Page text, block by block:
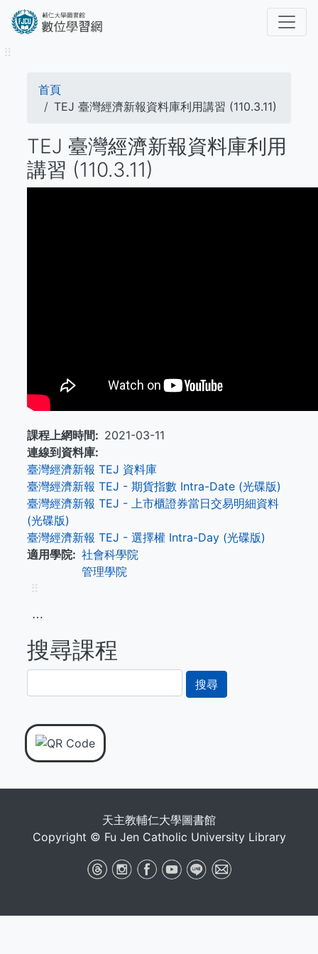
內
⠿
導
航
連
結
首頁
TEJ 臺灣經濟新報資料庫利用講習 (110.3.11)
TEJ 臺灣經濟新報資料庫利用
講習 (110.3.11)
課程上網時間
2021-03-11
連線到資料庫
臺灣經濟新報 TEJ 資料庫
臺灣經濟新報 TEJ - 期貨指數 Intra-Date (光碟版)
臺灣經濟新報 TEJ - 上市櫃證券當日交易明細資料
(光碟版)
臺灣經濟新報 TEJ - 選擇權 Intra-Day (光碟版)
適用學院
社會科學院
管理學院
⠿
⋯
搜尋課程
尋
天主教輔仁大學圖書館
Copyright © Fu Jen Catholic University Library